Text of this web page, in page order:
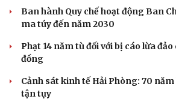
Ban hành Quy chế hoạt động Ban
ma túy đến năm 2030
Phạt 14 năm tù đối với bị cáo lừa
đồng
Cảnh sát kinh tế Hải Phòng: 70
tận tụy